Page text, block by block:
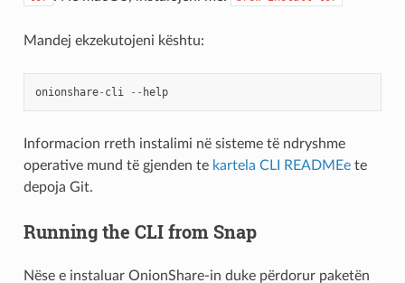
Mandej ekzekutojeni kështu:
onionshare- cli -- help
Informacion rreth instalimi në sisteme të ndryshme
operative mund të gjenden te kartela CLI READMEete
depoja Git.
Running the CLI from Snap
Nëse e instaluar OnionShare-in duke përdorur paketën